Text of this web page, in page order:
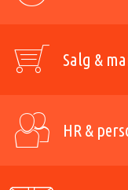
Salg &
HR &